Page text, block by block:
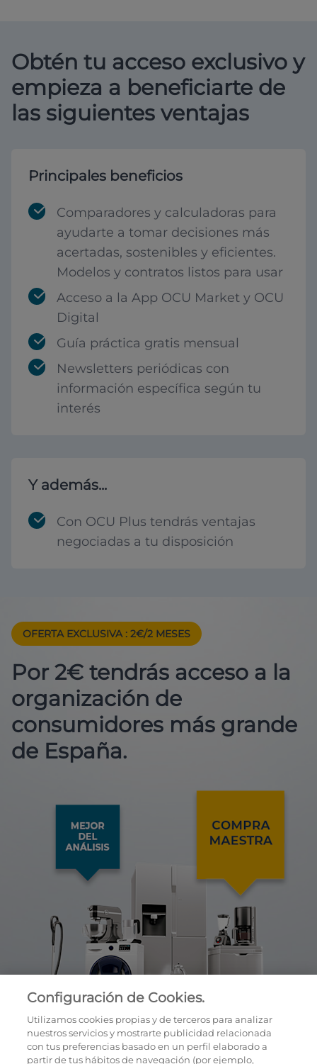
Obtén tu acceso exclusivo y
empieza a beneficiarte de
las siguientes ventajas
Principales beneficios
Comparadores y calculadoras para
ayudarte a tomar decisiones más
acertadas, sostenibles y eficientes.
Modelos y contratos listos para usar
Acceso a la App OCU Market y OCU
Digital
Guía práctica gratis mensual
Newsletters periódicas con
información específica según tu
interés
Y además...
Con OCU Plus tendrás ventajas
negociadas a tu disposición
OFERTA EXCLUSIVA : 2€/2 MESES
Por 2€ tendrás acceso a la
organización de
consumidores más grande
de España.
Configuración de Cookies.
Utilizamos cookies propias y de terceros para analizar
nuestros servicios y mostrarte publicidad relacionada
con tus preferencias basado en un perfil elaborado a
partir de tus hábitos de navegación (por ejemplo,